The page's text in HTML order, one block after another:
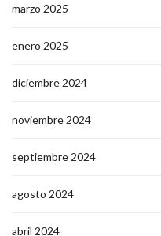
marzo 2025
enero 2025
diciembre 2024
noviembre 2024
septiembre 2024
agosto 2024
abril 2024